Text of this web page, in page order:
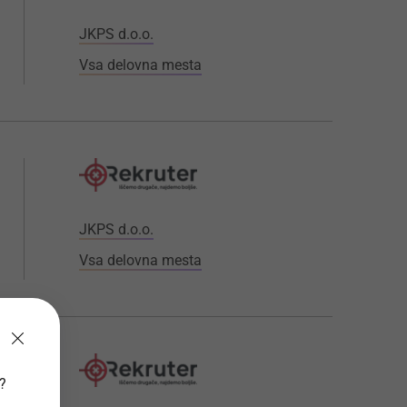
JKPS d.o.o.
Vsa delovna mesta
JKPS d.o.o.
Vsa delovna mesta